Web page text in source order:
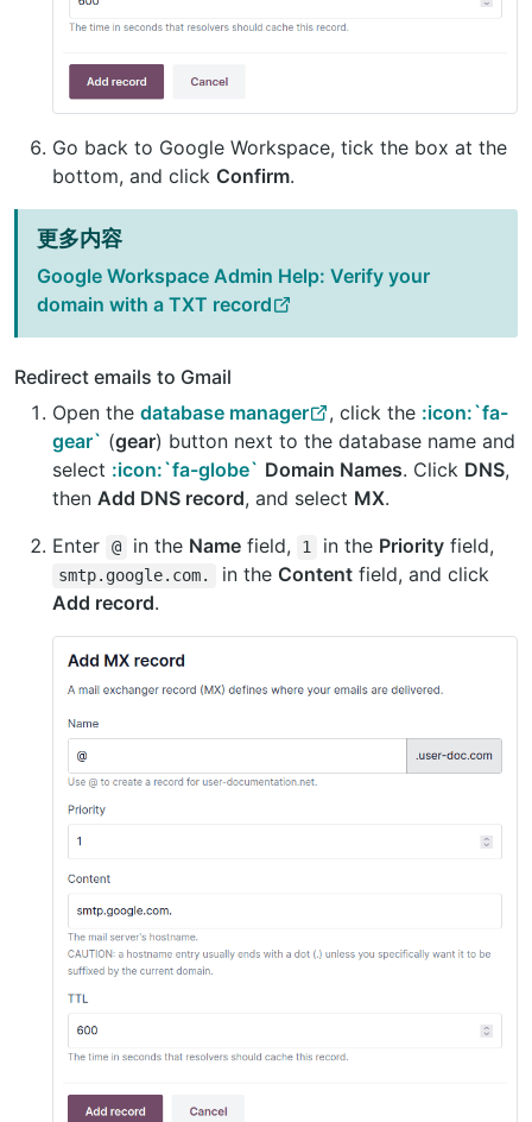
Go back to Google Workspace, tick the box at the
bottom, and click Confirm.
更多内容
Google Workspace Admin Help: Verify your
domain with a TXT record
Redirect emails to Gmail
Open the database manager , click the :icon:`fa-
gear` (gear) button next to the database name and
select :icon:`fa-globe` Domain Names. Click DNS,
then Add DNS record, and select MX.
Enter
@ in the Namefield, 1 in the Priority field,
smtp.google.com. in the Contentfield, and click
Add record.